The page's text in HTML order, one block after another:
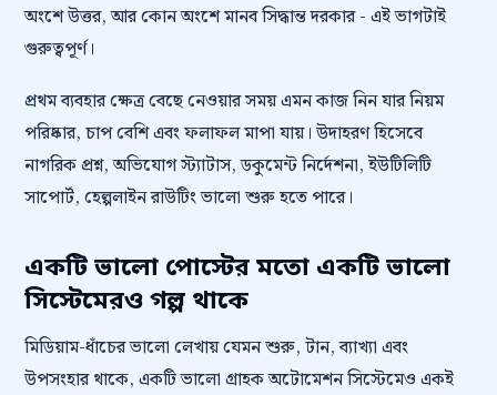
অংশে উত্তর, আর কোন অংশে মানব সিদ্ধান্ত দরকার - এই ভাগটাই
গুরুত্বপূর্ণ।
প্রথম ব্যবহার ক্ষেত্র বেছে নেওয়ার সময় এমন কাজ নিন যার নিয়ম
পরিষ্কার, চাপ বেশি এবং ফলাফল মাপা যায়। উদাহরণ হিসেবে
নাগরিক প্রশ্ন, অভিযোগ স্ট্যাটাস, ডকুমেন্ট নির্দেশনা, ইউটিলিটি
সাপোর্ট, হেল্পলাইন রাউটিং ভালো শুরু হতে পারে।
একটি ভালো পোস্টের মতো একটি ভালো
সিস্টেমেরও গল্প থাকে
মিডিয়াম-ধাঁচের ভালো লেখায় যেমন শুরু, টান, ব্যাখ্যা এবং
উপসংহার থাকে, একটি ভালো গ্রাহক অটোমেশন সিস্টেমেও একই